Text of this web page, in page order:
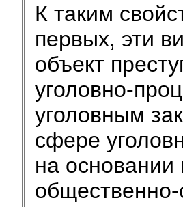
К таким
первых, эти
объект
уголовно-
уголовным
сфере
на